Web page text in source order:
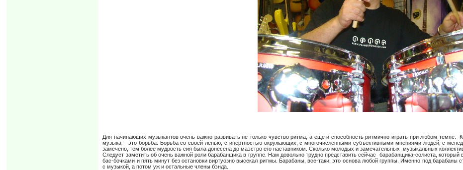
Для начинающих музыкантов очень важно развивать не только чувство ритма, а еще и способность ритмично играть при любом темпе.
музыка – это борьба. Борьба со своей ленью, с инертностью окружающих, с многочисленными субъективными мнениями людей, с
замечено, тем более мудрость сия была донесена до маэстро его наставником. Сколько молодых и замечательных музыкальных
Следует заметить об очень важной роли барабанщика в группе. Нам довольно трудно представить сейчас барабанщика-солиста,
бас-бочками и пять минут без остановки виртуозно высекал ритмы. Барабаны, все-таки, это основа любой группы. Именно под барабаны
с музыкой, а потом уж и остальные члены бэнда.